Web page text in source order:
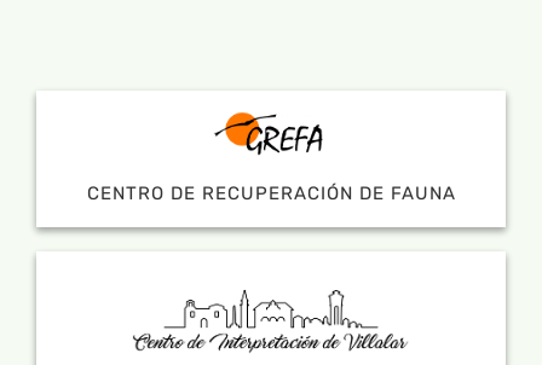
CENTRO DE RECUPERACIÓN DE FAUNA